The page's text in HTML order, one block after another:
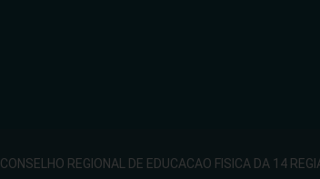
CONSELHO REGIONAL DE EDUCACAO FISICA DA 14